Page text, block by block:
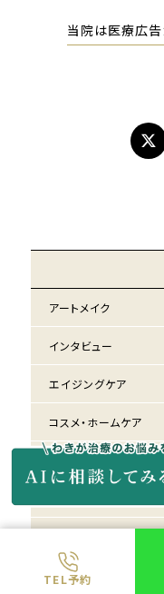
TEL予約
当院は医療広告
アートメイク
インタビュー
エイジングケア
コスメ・ホームケア
ニキビ